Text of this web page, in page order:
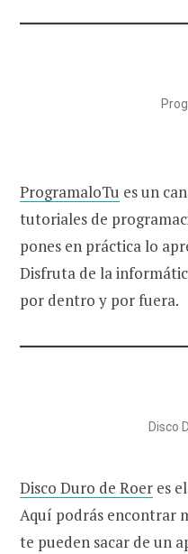
ProgramaloTu es un
tutoriales de
pones en práctica lo
Disfruta de la
por dentro y por fuera.
Disco
Disco Duro de Roer es
Aquí podrás encontrar
te pueden sacar de un